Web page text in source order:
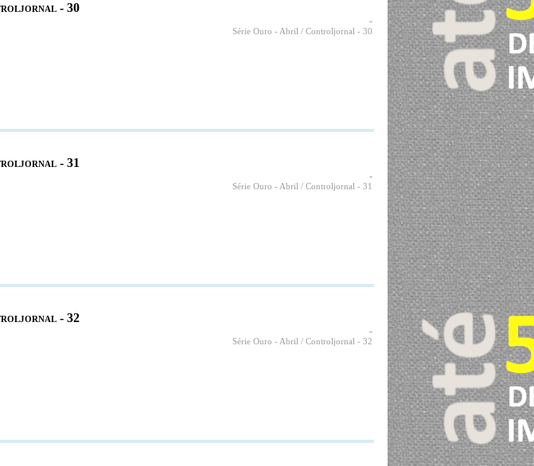
- 30
-
Série Ouro - Abril / Controljornal - 30
- 31
-
Série Ouro - Abril / Controljornal - 31
- 32
-
Série Ouro - Abril / Controljornal - 32